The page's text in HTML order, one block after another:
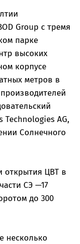
Group с тремя
парке
высоких
корпусе
метров в
AG,
Солнечного
открытия ЦВТ в
СЭ —17
до 300
несколько